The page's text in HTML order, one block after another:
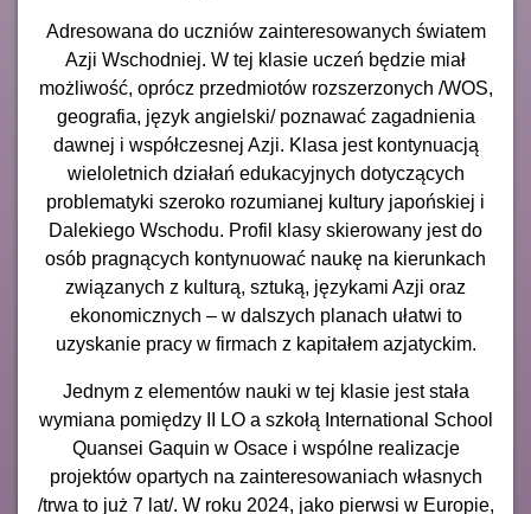
Adresowana do uczniów zainteresowanych światem
Azji Wschodniej. W tej klasie uczeń będzie miał
możliwość, oprócz przedmiotów rozszerzonych /WOS,
geografia, język angielski/ poznawać zagadnienia
dawnej i współczesnej Azji. Klasa jest kontynuacją
wieloletnich działań edukacyjnych dotyczących
problematyki szeroko rozumianej kultury japońskiej i
Dalekiego Wschodu. Profil klasy skierowany jest do
osób pragnących kontynuować naukę na kierunkach
związanych z kulturą, sztuką, językami Azji oraz
ekonomicznych – w dalszych planach ułatwi to
uzyskanie pracy w firmach z kapitałem azjatyckim.
Jednym z elementów nauki w tej klasie jest stała
wymiana pomiędzy II LO a szkołą International School
Quansei Gaquin w Osace i wspólne realizacje
projektów opartych na zainteresowaniach własnych
/trwa to już 7 lat/. W roku 2024, jako pierwsi w Europie,